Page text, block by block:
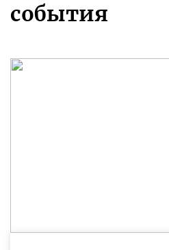
события